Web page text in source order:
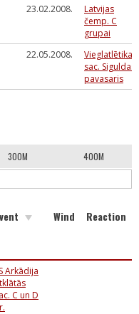
23.02.2008.
Latvijas
čemp. C
grupai
22.05.2008.
Vieglatlētikas
sac. Siguldas
pavasaris
300M 400M
Wind Reaction
Arkādija
C un D